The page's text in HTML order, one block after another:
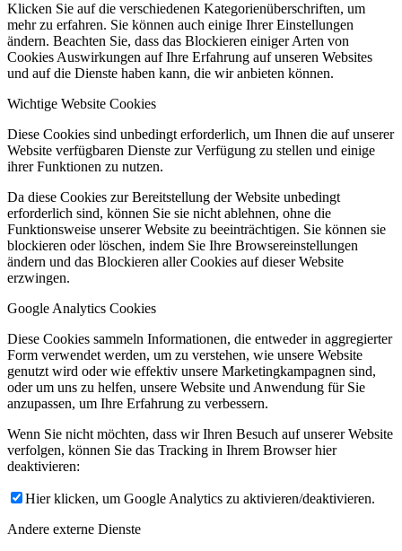
Klicken Sie auf die verschiedenen Kategorienüberschriften, um
mehr zu erfahren. Sie können auch einige Ihrer Einstellungen
ändern. Beachten Sie, dass das Blockieren einiger Arten von
Cookies Auswirkungen auf Ihre Erfahrung auf unseren Websites
und auf die Dienste haben kann, die wir anbieten können.
Wichtige Website Cookies
Diese Cookies sind unbedingt erforderlich, um Ihnen die auf unserer
Website verfügbaren Dienste zur Verfügung zu stellen und einige
ihrer Funktionen zu nutzen.
Da diese Cookies zur Bereitstellung der Website unbedingt
erforderlich sind, können Sie sie nicht ablehnen, ohne die
Funktionsweise unserer Website zu beeinträchtigen. Sie können sie
blockieren oder löschen, indem Sie Ihre Browsereinstellungen
ändern und das Blockieren aller Cookies auf dieser Website
erzwingen.
Google Analytics Cookies
Diese Cookies sammeln Informationen, die entweder in aggregierter
Form verwendet werden, um zu verstehen, wie unsere Website
genutzt wird oder wie effektiv unsere Marketingkampagnen sind,
oder um uns zu helfen, unsere Website und Anwendung für Sie
anzupassen, um Ihre Erfahrung zu verbessern.
Wenn Sie nicht möchten, dass wir Ihren Besuch auf unserer Website
verfolgen, können Sie das Tracking in Ihrem Browser hier
deaktivieren:
Hier klicken, um Google Analytics zu aktivieren/deaktivieren.
Andere externe Dienste